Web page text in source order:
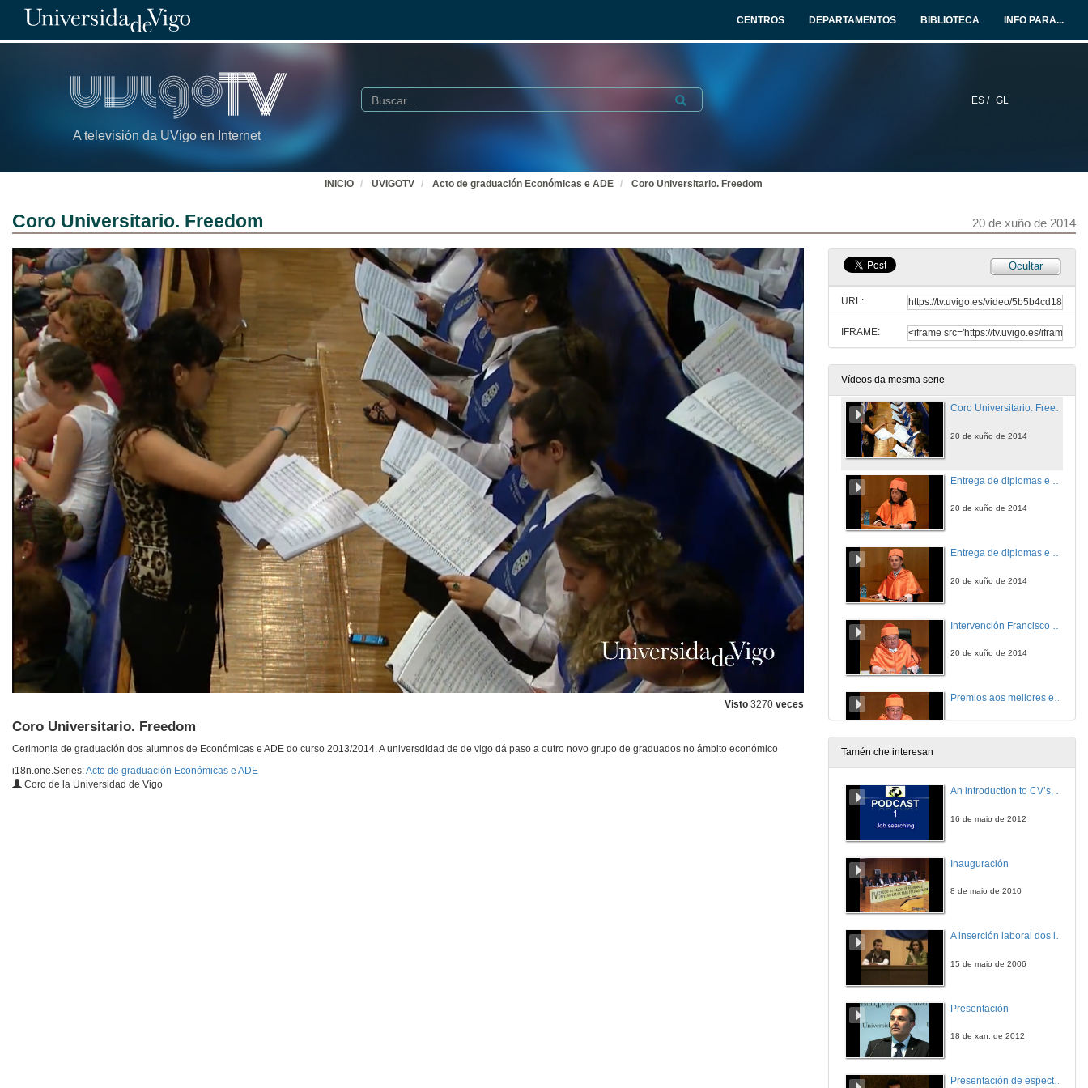
CENTROS DEPARTAMENTOS BIBLIOTECA INFO PARA...
A televisión da UVigo en Internet
ES / GL
Buscar Submit
INICIO UVIGOTV Acto de graduación Económicas e ADE Coro Universitario. Freedom
Coro Universitario. Freedom 20 de xuño de 2014
Visto 3270 veces
Coro Universitario. Freedom
Cerimonia de graduación dos alumnos de Económicas e ADE do curso 2013/2014. A universdidad de de vigo dá paso a outro novo grupo de graduados no ámbito económico
i18n.one.Series:Acto de graduación Económicas e ADE
Coro de la Universidad de Vigo
Ocultar
URL:
IFRAME:
Vídeos da mesma serie
Apertura do acto
20 de xuño de 2014
Intervención dos representantes dos alumnos do Grado en Economía
Intervención dos representantes dos alumnos do Grado en ADE
20 de xuño de 2014
Coro Universitario. Freedom
20 de xuño de 2014
20 de xuño de 2014
Entrega de diplomas e bandas: Grado en ADE
20 de xuño de 2014
20 de xuño de 2014
Premios aos mellores expedientes 2012/2013
Intervención Manuel Fernández Iglesias
20 de xuño de 2014
Tamén che interesan
An introduction to CV’s, letters, and job searching
16 de maio de 2012
Inauguración
8 de maio de 2010
A inserción laboral dos licenciados en Ciencias do Mar: a carreira investigadora
15 de maio de 2006
Presentación
18 de xan. de 2012
Presentación de espectro-radiómetros ASD